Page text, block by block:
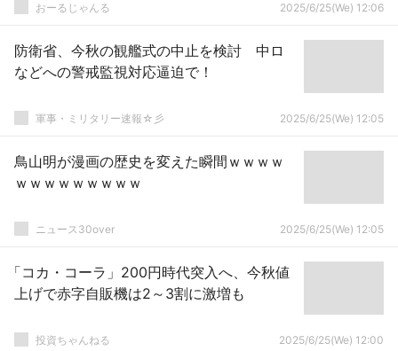
おーるじゃんる 2025/6/25(We) 12:06
防衛省、今秋の観艦式の中止を検討 中ロ
などへの警戒監視対応逼迫で！
軍事・ミリタリー速報☆彡 2025/6/25(We) 12:05
鳥山明が漫画の歴史を変えた瞬間ｗｗｗｗ
ｗｗｗｗｗｗｗｗｗ
ニュース30over 2025/6/25(We) 12:05
「コカ・コーラ」200円時代突入へ、今秋値
上げで赤字自販機は2～3割に激増も
投資ちゃんねる 2025/6/25(We) 12:00